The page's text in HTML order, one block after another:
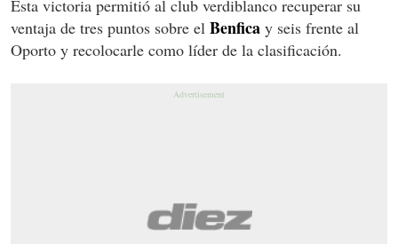
Esta victoria permitió al club verdiblanco recuperar su
ventaja de tres puntos sobre el Benfica y seis frente al
Oporto y recolocarle como líder de la clasificación.